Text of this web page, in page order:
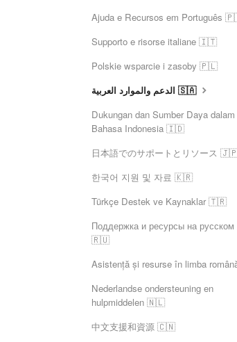
Ajuda e Recursos em Português
Supporto e risorse italiane 🇮🇹
Polskie wsparcie i zasoby 🇵🇱
الدعم والموارد العربية 🇸🇦
Dukungan dan Sumber Daya dalam
Bahasa Indonesia 🇮🇩
日本語でのサポートとリソース
한국어 지원 및 자료 🇰🇷
Türkçe Destek ve Kaynaklar 🇹🇷
Поддержка и ресурсы на русском
🇷🇺
Asistență și resurse în limba
Nederlandse ondersteuning en
hulpmiddelen 🇳🇱
中文支援和資源 🇨🇳